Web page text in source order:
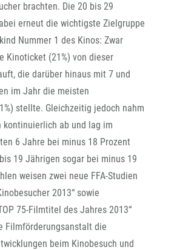
brachten. Die 20 bis 29
erneut die wichtigste Zielgruppe
Nummer 1 des Kinos: Zwar
Kinoticket (21%) von dieser
die darüber hinaus mit 7 und
im Jahr die meisten
stellte. Gleichzeitig jedoch nahm
kontinuierlich ab und lag im
6 Jahre bei minus 18 Prozent
19 Jährigen sogar bei minus 19
weisen zwei neue FFA-Studien
2013“ sowie
75-Filmtitel des Jahres 2013“
Filmförderungsanstalt die
beim Kinobesuch und